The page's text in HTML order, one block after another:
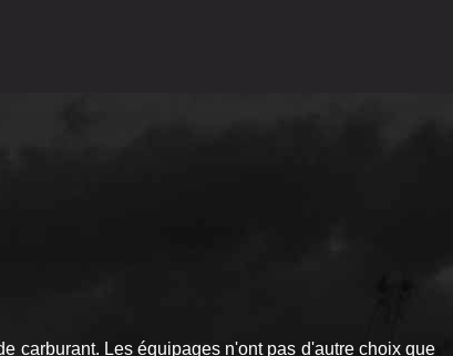
carburant. Les équipages n'ont pas d'autre choix que